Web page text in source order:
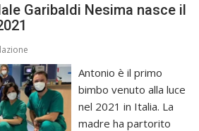
Garibaldi Nesima nasce il
Antonio è il primo
bimbo venuto alla luce
nel 2021 in Italia. La
madre ha partorito